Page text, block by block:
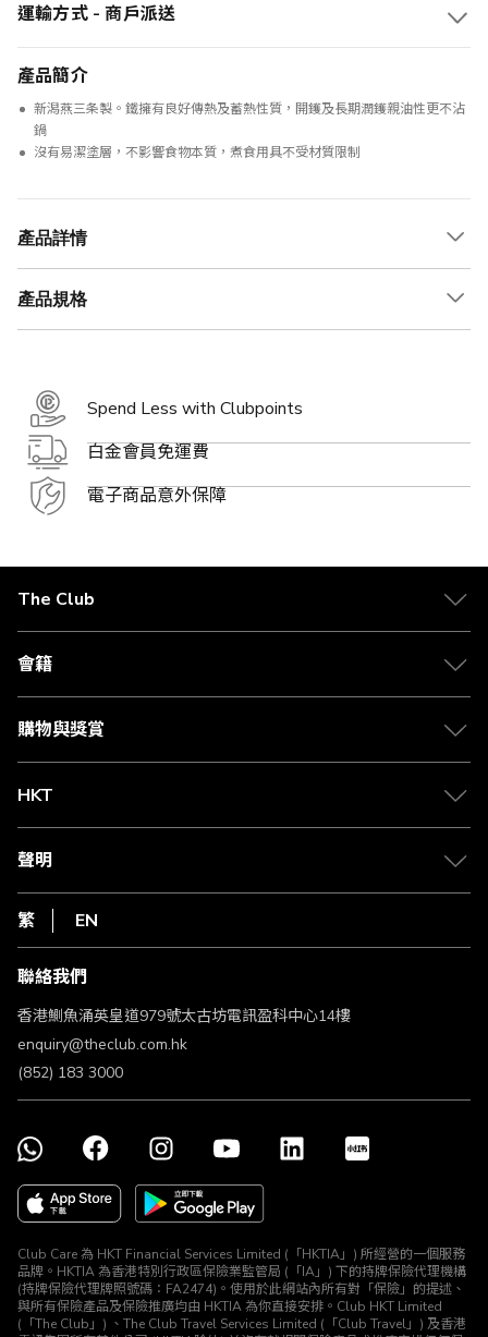
運輸方式 - 商戶派送
產品簡介
新潟燕三条製。鐵擁有良好傳熱及蓄熱性質，開鑊及長期潤鑊親油性更不沾
鍋
沒有易潔塗層，不影響食物本質，煮食用具不受材質限制
產品詳情
產品規格
Spend Less with Clubpoints
白金會員免運費
電子商品意外保障
The Club
關於 The Club
合作夥伴
媒體中心
會籍
會籍及專屬禮遇
賺取積分
購物與獎賞
物流與配送
Club Shopping 商品領取站
常見問題
HKT
csl.
1010
HKT
聲明
私隱聲明
使用條款
條款及細則
不歧視及不騷擾聲明
認可牌照及通告
繁 EN
聯絡我們
香港鰂魚涌英皇道979號太古坊電訊盈科中心14樓
enquiry@theclub.com.hk
(852) 183 3000
Club Care 為 HKT Financial Services Limited (「HKTIA」) 所經營的一個服務
品牌。HKTIA 為香港特別行政區保險業監管局 (「IA」) 下的持牌保險代理機構
(持牌保險代理牌照號碼：FA2474)。使用於此網站內所有對「保險」的提述、
與所有保險產品及保險推廣均由 HKTIA 為你直接安排。Club HKT Limited
(「The Club」) 、The Club Travel Services Limited (「Club Travel」) 及香港